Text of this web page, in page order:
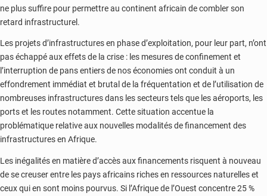
ne plus suffire pour permettre au continent africain de combler son
retard infrastructurel.
Les projets d’infrastructures en phase d’exploitation, pour leur part, n’ont
pas échappé aux effets de la crise : les mesures de confinement et
l’interruption de pans entiers de nos économies ont conduit à un
effondrement immédiat et brutal de la fréquentation et de l’utilisation de
nombreuses infrastructures dans les secteurs tels que les aéroports, les
ports et les routes notamment. Cette situation accentue la
problématique relative aux nouvelles modalités de financement des
infrastructures en Afrique.
Les inégalités en matière d’accès aux financements risquent à nouveau
de se creuser entre les pays africains riches en ressources naturelles et
ceux qui en sont moins pourvus. Si l’Afrique de l’Ouest concentre 25 %